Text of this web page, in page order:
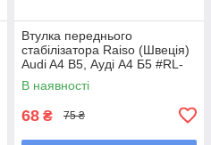
Втулка переднього
стабілізатора Raiso (Швеція)
Audi A4 B5, Ауді А4 Б5 #RL-
411317B UAHOERV7
В наявності
68 ₴ 75 ₴